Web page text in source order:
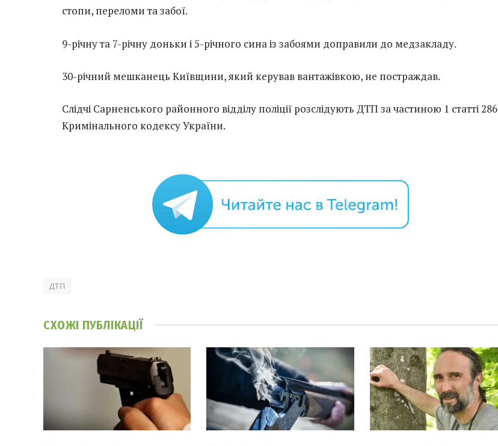
стопи, переломи та забої.
9-річну та 7-річну доньки і 5-річного сина із забоями доправили до медзакладу.
30-річний мешканець Київщини, який керував вантажівкою, не постраждав.
Слідчі Сарненського районного відділу поліції розслідують ДТП за частиною 1 статті 286
Кримінального кодексу України.
ДТП
СХОЖІ ПУБЛІКАЦІЇ